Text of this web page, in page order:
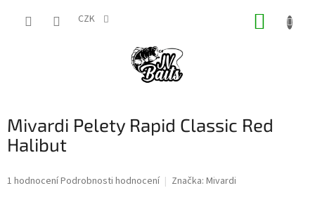
CZK
Mivardi Pelety Rapid Classic Red
Halibut
Průměrné
1 hodnoceníPodrobnosti hodnocení Značka: Mivardi